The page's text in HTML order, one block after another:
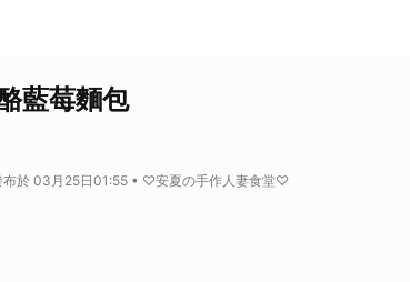
藍莓麵包
布於 03月25日01:55 • ♡安夏の手作人妻食堂♡